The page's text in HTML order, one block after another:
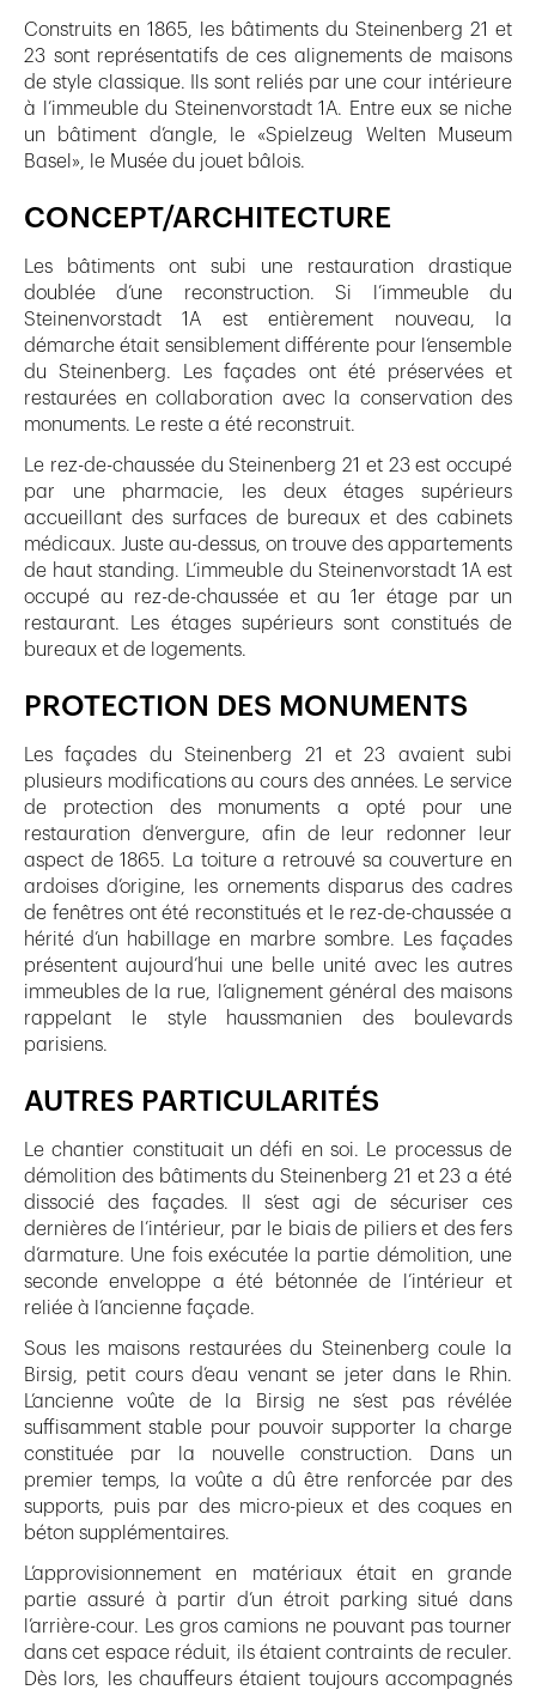
Construits en 1865, les bâtiments du Steinenberg 21 et
23 sont représentatifs de ces alignements de maisons
de style classique. Ils sont reliés par une cour intérieure
à l’immeuble du Steinenvorstadt 1A. Entre eux se niche
un bâtiment d’angle, le «Spielzeug Welten Museum
Basel», le Musée du jouet bâlois.
CONCEPT/ARCHITECTURE
Les bâtiments ont subi une restauration drastique
doublée d’une reconstruction. Si l’immeuble du
Steinenvorstadt 1A est entièrement nouveau, la
démarche était sensiblement différente pour l‘ensemble
du Steinenberg. Les façades ont été préservées et
restaurées en collaboration avec la conservation des
monuments. Le reste a été reconstruit.
Le rez-de-chaussée du Steinenberg 21 et 23 est occupé
par une pharmacie, les deux étages supérieurs
accueillant des surfaces de bureaux et des cabinets
médicaux. Juste au-dessus, on trouve des appartements
de haut standing. L’immeuble du Steinenvorstadt 1A est
occupé au rez-de-chaussée et au 1er étage par un
restaurant. Les étages supérieurs sont constitués de
bureaux et de logements.
PROTECTION DES MONUMENTS
Les façades du Steinenberg 21 et 23 avaient subi
plusieurs modifications au cours des années. Le service
de protection des monuments a opté pour une
restauration d’envergure, afin de leur redonner leur
aspect de 1865. La toiture a retrouvé sa couverture en
ardoises d’origine, les ornements disparus des cadres
de fenêtres ont été reconstitués et le rez-de-chaussée a
hérité d’un habillage en marbre sombre. Les façades
présentent aujourd’hui une belle unité avec les autres
immeubles de la rue, l’alignement général des maisons
rappelant le style haussmanien des boulevards
parisiens.
AUTRES PARTICULARITÉS
Le chantier constituait un défi en soi. Le processus de
démolition des bâtiments du Steinenberg 21 et 23 a été
dissocié des façades. Il s’est agi de sécuriser ces
dernières de l’intérieur, par le biais de piliers et des fers
d’armature. Une fois exécutée la partie démolition, une
seconde enveloppe a été bétonnée de l’intérieur et
reliée à l’ancienne façade.
Sous les maisons restaurées du Steinenberg coule la
Birsig, petit cours d’eau venant se jeter dans le Rhin.
L’ancienne voûte de la Birsig ne s’est pas révélée
suffisamment stable pour pouvoir supporter la charge
constituée par la nouvelle construction. Dans un
premier temps, la voûte a dû être renforcée par des
supports, puis par des micro-pieux et des coques en
béton supplémentaires.
L’approvisionnement en matériaux était en grande
partie assuré à partir d’un étroit parking situé dans
l’arrière-cour. Les gros camions ne pouvant pas tourner
dans cet espace réduit, ils étaient contraints de reculer.
Dès lors, les chauffeurs étaient toujours accompagnés